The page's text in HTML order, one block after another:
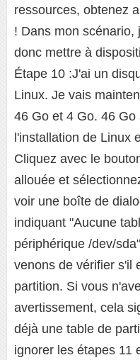
ressources, obtenez
! Dans mon scénario,
donc mettre à
Étape 10 :J'ai un
Linux. Je vais
46 Go et 4 Go. 46
l'installation de Linux
Cliquez avec le
allouée et
voir une boîte de
indiquant "Aucune
périphérique /dev/
venons de vérifier s'il
partition. Si vous
avertissement, cela
déjà une table de
ignorer les étapes 11